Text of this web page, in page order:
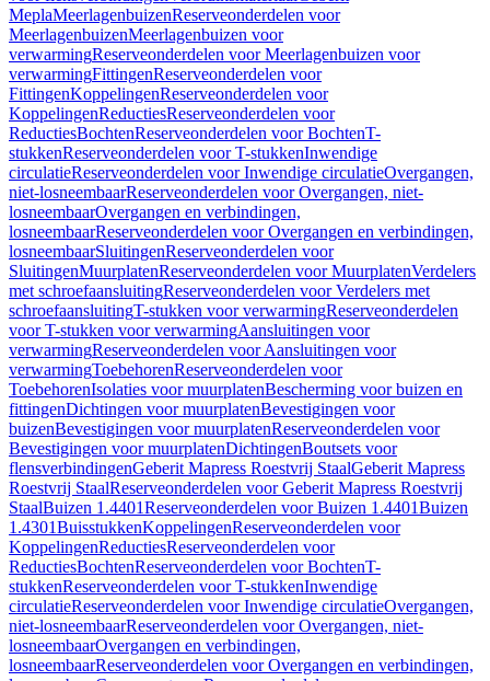
MeplaMeerlagenbuizenReserveonderdelen voor
MeerlagenbuizenMeerlagenbuizen voor
verwarmingReserveonderdelen voor Meerlagenbuizen voor
verwarmingFittingenReserveonderdelen voor
FittingenKoppelingenReserveonderdelen voor
KoppelingenReductiesReserveonderdelen voor
ReductiesBochtenReserveonderdelen voor BochtenT-
stukkenReserveonderdelen voor T-stukkenInwendige
circulatieReserveonderdelen voor Inwendige circulatieOvergangen,
niet-losneembaarReserveonderdelen voor Overgangen, niet-
losneembaarOvergangen en verbindingen,
losneembaarReserveonderdelen voor Overgangen en verbindingen,
losneembaarSluitingenReserveonderdelen voor
SluitingenMuurplatenReserveonderdelen voor MuurplatenVerdelers
met schroefaansluitingReserveonderdelen voor Verdelers met
schroefaansluitingT-stukken voor verwarmingReserveonderdelen
voor T-stukken voor verwarmingAansluitingen voor
verwarmingReserveonderdelen voor Aansluitingen voor
verwarmingToebehorenReserveonderdelen voor
ToebehorenIsolaties voor muurplatenBescherming voor buizen en
fittingenDichtingen voor muurplatenBevestigingen voor
buizenBevestigingen voor muurplatenReserveonderdelen voor
Bevestigingen voor muurplatenDichtingenBoutsets voor
flensverbindingenGeberit Mapress Roestvrij StaalGeberit Mapress
Roestvrij StaalReserveonderdelen voor Geberit Mapress Roestvrij
StaalBuizen 1.4401Reserveonderdelen voor Buizen 1.4401Buizen
1.4301BuisstukkenKoppelingenReserveonderdelen voor
KoppelingenReductiesReserveonderdelen voor
ReductiesBochtenReserveonderdelen voor BochtenT-
stukkenReserveonderdelen voor T-stukkenInwendige
circulatieReserveonderdelen voor Inwendige circulatieOvergangen,
niet-losneembaarReserveonderdelen voor Overgangen, niet-
losneembaarOvergangen en verbindingen,
losneembaarReserveonderdelen voor Overgangen en verbindingen,